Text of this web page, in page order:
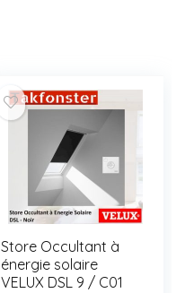
Store Occultant à
énergie solaire
VELUX DSL 9 / C01